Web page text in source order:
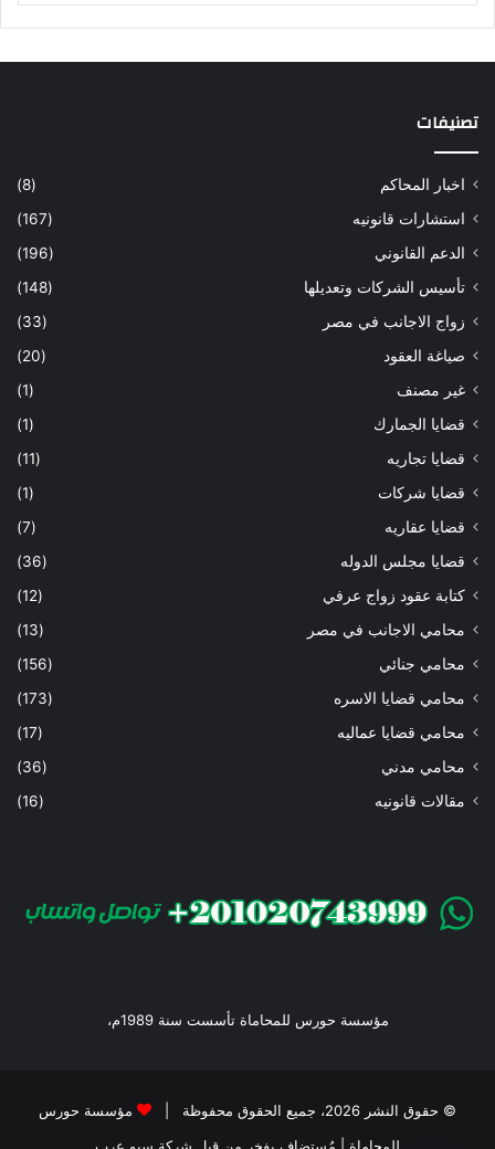
تصنيفات
اخبار المحاكم
(8)
استشارات قانونيه
(167)
الدعم القانوني
(196)
تأسيس الشركات وتعديلها
(148)
زواج الاجانب في مصر
(33)
صياغة العقود
(20)
غير مصنف
(1)
قضايا الجمارك
(1)
قضايا تجاريه
(11)
قضايا شركات
(1)
قضايا عقاريه
(7)
قضايا مجلس الدوله
(36)
كتابة عقود زواج عرفي
(12)
محامي الاجانب في مصر
(13)
محامي جنائي
(156)
محامي قضايا الاسره
(173)
محامي قضايا عماليه
(17)
محامي مدني
(36)
مقالات قانونيه
(16)
مؤسسة حورس للمحاماة تأسست سنة 1989م،
© حقوق النشر 2026، جميع الحقوق محفوظة |
مؤسسة حورس